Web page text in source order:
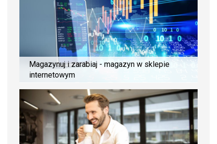
Magazynuj i zarabiaj - magazyn w sklepie
internetowym